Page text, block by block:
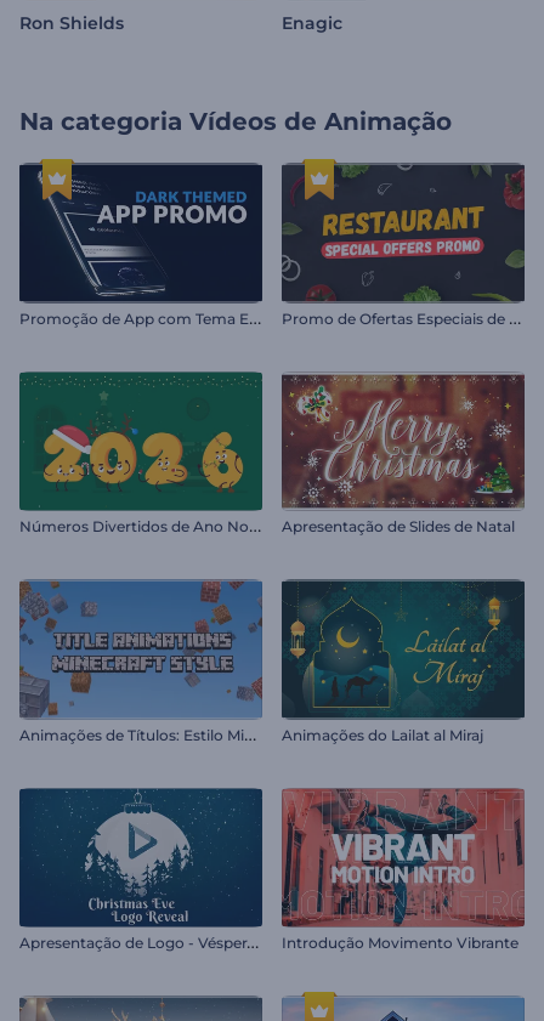
Ron Shields Enagic
Na categoria Vídeos de Animação
P
romoção de App com Tema Escuro P
romo de Ofertas Especiais de Restaurante
N
úmeros Divertidos de Ano Novo Apresentação de Slides de Natal
A
nimações de Títulos: Estilo Minecraft Animações do Lailat al Miraj
A
presentação de Logo - Véspera de Natal Introdução Movimento Vibrante